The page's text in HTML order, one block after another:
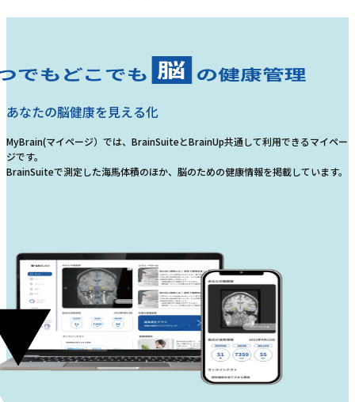
あなたの脳健康を見える化
MyBrain(マイページ）では、BrainSuiteとBrainUp共通して利用できるマイペー
ジです。
BrainSuiteで測定した海馬体積のほか、脳のための健康情報を掲載しています。